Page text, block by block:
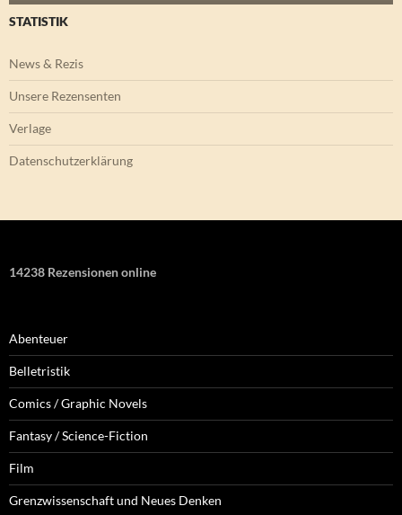
STATISTIK
News & Rezis
Unsere Rezensenten
Verlage
Datenschutzerklärung
14238 Rezensionen online
Abenteuer
Belletristik
Comics / Graphic Novels
Fantasy / Science-Fiction
Film
Grenzwissenschaft und Neues Denken